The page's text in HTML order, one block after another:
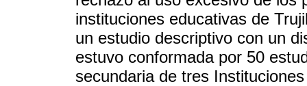
instituciones educativas de
un estudio descriptivo con un
estuvo conformada por 50
secundaria de tres